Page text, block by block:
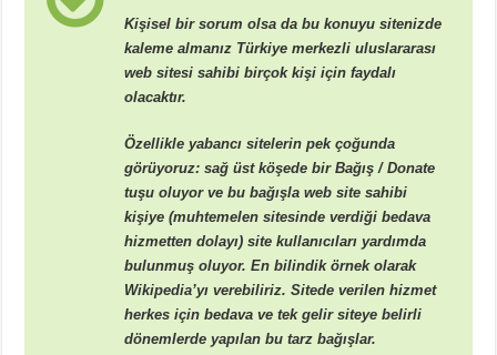
Kişisel bir sorum olsa da bu konuyu sitenizde
kaleme almanız Türkiye merkezli uluslararası
web sitesi sahibi birçok kişi için faydalı
olacaktır.
Özellikle yabancı sitelerin pek çoğunda
görüyoruz: sağ üst köşede bir Bağış / Donate
tuşu oluyor ve bu bağışla web site sahibi
kişiye (muhtemelen sitesinde verdiği bedava
hizmetten dolayı) site kullanıcıları yardımda
bulunmuş oluyor. En bilindik örnek olarak
Wikipedia’yı verebiliriz. Sitede verilen hizmet
herkes için bedava ve tek gelir siteye belirli
dönemlerde yapılan bu tarz bağışlar.